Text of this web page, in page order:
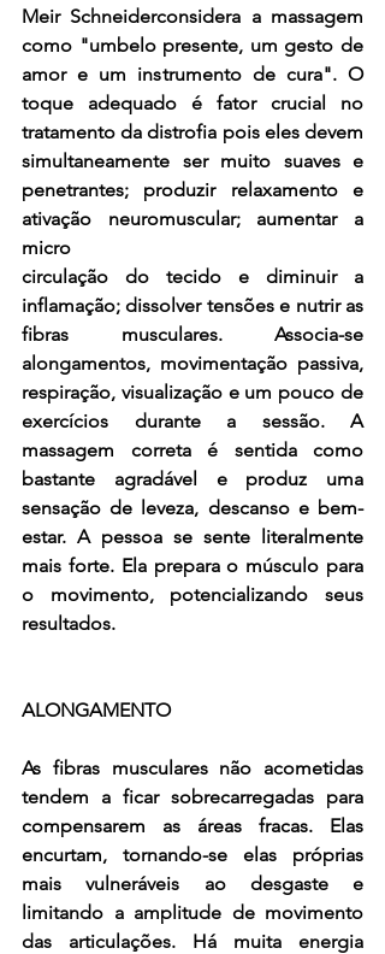
Meir Schneiderconsidera a massagem
como "umbelo presente, um gesto de
amor e um instrumento de cura". O
toque adequado é fator crucial no
tratamento da distrofia pois eles devem
simultaneamente ser muito suaves e
penetrantes; produzir relaxamento e
ativação neuromuscular; aumentar a
micro
circulação do tecido e diminuir a
inflamação; dissolver tensões e nutrir as
fibras musculares. Associa-se
alongamentos, movimentação passiva,
respiração, visualização e um pouco de
exercícios durante a sessão. A
massagem correta é sentida como
bastante agradável e produz uma
sensação de leveza, descanso e bem-
estar. A pessoa se sente literalmente
mais forte. Ela prepara o músculo para
o movimento, potencializando seus
resultados.
ALONGAMENTO
As fibras musculares não acometidas
tendem a ficar sobrecarregadas para
compensarem as áreas fracas. Elas
encurtam, tornando-se elas próprias
mais vulneráveis ao desgaste e
limitando a amplitude de movimento
das articulações. Há muita energia